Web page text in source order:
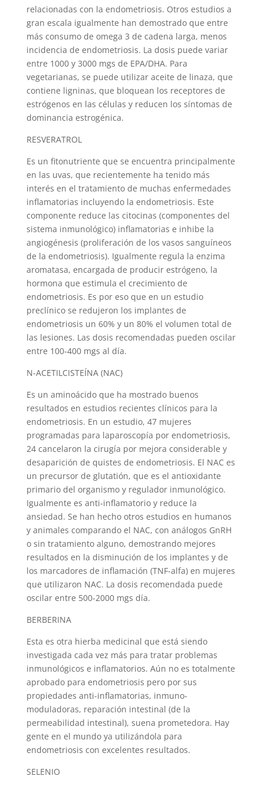
relacionadas con la endometriosis. Otros estudios a
gran escala igualmente han demostrado que entre
más consumo de omega 3 de cadena larga, menos
incidencia de endometriosis. La dosis puede variar
entre 1000 y 3000 mgs de EPA/DHA. Para
vegetarianas, se puede utilizar aceite de linaza, que
contiene ligninas, que bloquean los receptores de
estrógenos en las células y reducen los síntomas de
dominancia estrogénica.
RESVERATROL
Es un fitonutriente que se encuentra principalmente
en las uvas, que recientemente ha tenido más
interés en el tratamiento de muchas enfermedades
inflamatorias incluyendo la endometriosis. Este
componente reduce las citocinas (componentes del
sistema inmunológico) inflamatorias e inhibe la
angiogénesis (proliferación de los vasos sanguíneos
de la endometriosis). Igualmente regula la enzima
aromatasa, encargada de producir estrógeno, la
hormona que estimula el crecimiento de
endometriosis. Es por eso que en un estudio
preclínico se redujeron los implantes de
endometriosis un 60% y un 80% el volumen total de
las lesiones. Las dosis recomendadas pueden oscilar
entre 100-400 mgs al día.
N-ACETILCISTEÍNA (NAC)
Es un aminoácido que ha mostrado buenos
resultados en estudios recientes clínicos para la
endometriosis. En un estudio, 47 mujeres
programadas para laparoscopía por endometriosis,
24 cancelaron la cirugía por mejora considerable y
desaparición de quistes de endometriosis. El NAC es
un precursor de glutatión, que es el antioxidante
primario del organismo y regulador inmunológico.
Igualmente es anti-inflamatorio y reduce la
ansiedad. Se han hecho otros estudios en humanos
y animales comparando el NAC, con análogos GnRH
o sin tratamiento alguno, demostrando mejores
resultados en la disminución de los implantes y de
los marcadores de inflamación (TNF-alfa) en mujeres
que utilizaron NAC. La dosis recomendada puede
oscilar entre 500-2000 mgs día.
BERBERINA
Esta es otra hierba medicinal que está siendo
investigada cada vez más para tratar problemas
inmunológicos e inflamatorios. Aún no es totalmente
aprobado para endometriosis pero por sus
propiedades anti-inflamatorias, inmuno-
moduladoras, reparación intestinal (de la
permeabilidad intestinal), suena prometedora. Hay
gente en el mundo ya utilizándola para
endometriosis con excelentes resultados.
SELENIO